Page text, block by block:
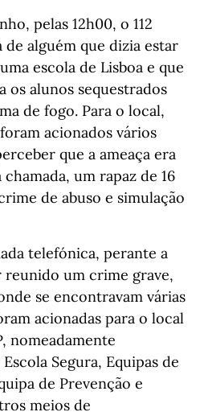
pelas 12h00, o 112
de alguém que dizia estar
escola de Lisboa e que
alunos sequestrados
de fogo. Para o local,
acionados vários
que a ameaça era
um rapaz de 16
de abuso e simulação
telefónica, perante a
reunido um crime grave,
se encontravam várias
acionadas para o local
nomeadamente
Segura, Equipas de
de Prevenção e
meios de